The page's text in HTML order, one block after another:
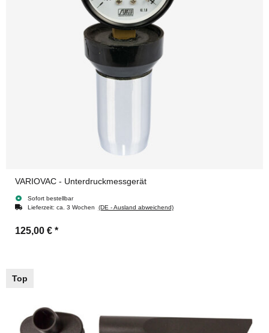
VARIOVAC - Unterdruckmessgerät
Sofort bestellbar
Lieferzeit: ca. 3 Wochen (DE - Ausland abweichend)
125,00 € *
Top